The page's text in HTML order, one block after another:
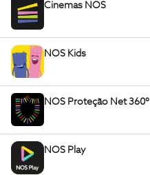
Cinemas NOS
NOS Kids
NOS Proteção Net 360º
NOS Play